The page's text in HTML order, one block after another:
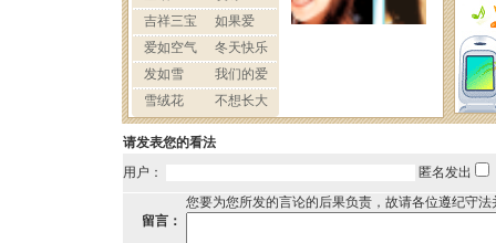
请发表您的看法
用户：
匿名发出
您要为您所发的言论的后果负责，故请各位遵纪守
留言：